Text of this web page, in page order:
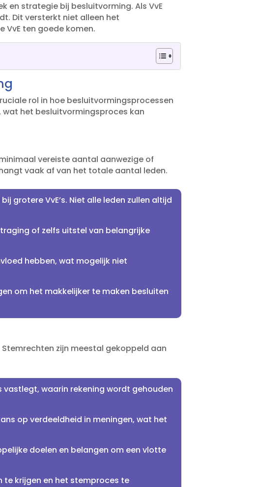
en strategie bij besluitvorming.​ Als VvE
Dit versterkt niet alleen het
ten goede komen.​
rol in hoe besluitvormingsprocessen
wat het besluitvormingsproces kan
vereiste aantal aanwezige of
vaak af van het totale aantal leden.​
grotere VvE’s.​ Niet alle leden zullen altijd
of zelfs uitstel van belangrijke
hebben, wat mogelijk niet
om het makkelijker te maken besluiten
zijn meestal gekoppeld aan
vastlegt, waarin rekening wordt gehouden
op verdeeldheid in meningen, wat het
doelen en belangen om een vlotte
te krijgen en het stemproces te